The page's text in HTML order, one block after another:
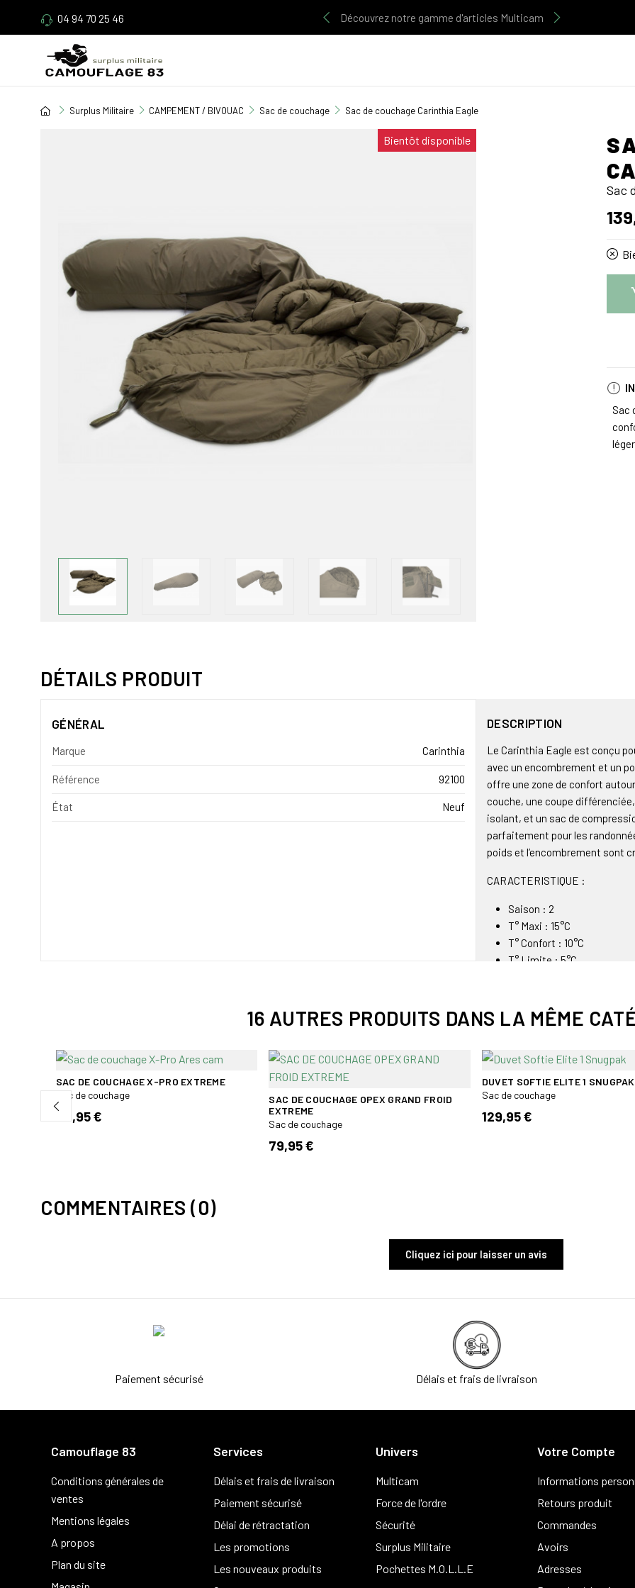
04 94 70 25 46 Découvrez notre gamme d'articles Multicam
Surplus Militaire CAMPEMENT / BIVOUAC Sac de couchage Sac de couchage Carinthia Eagle
Bientôt disponible
Sac
Sac
DÉTAILS PRODUIT
GÉNÉRAL
Marque Carinthia
Référence 92100
État Neuf
DESCRIPTION
Le Carinthia Eagle est conçu
avec un encombrement et un
offre une zone de confort
couche, une coupe
isolant, et un sac de
parfaitement pour les
poids et l’encombrement sont
CARACTERISTIQUE :
Saison : 2
T° Maxi : 15°C
T° Confort : 10°C
T° Limite : 5°C
Épaule / pied : ≈ 80 cm / ≈
Poids estimatif : ≈ 900 g
Garnissage : G-LOFT Duro,
Format : Sarcophage
Isolation : G-Loft® fibre
16 AUTRES PRODUITS DANS LA MÊME
SAC DE COUCHAGE X-PRO EXTREME
Sac de couchage
84,95 €
SAC DE COUCHAGE OPEX GRAND FROID
EXTREME
Sac de couchage
79,95 €
DUVET SOFTIE ELITE 1 SNUGPAK
Sac de couchage
129,95 €
COMMENTAIRES (0)
Cliquez ici pour laisser un avis
Paiement sécurisé Délais et frais de livraison
Camouflage 83
Conditions générales de
ventes
Mentions légales
A propos
Plan du site
Services
Délais et frais de livraison
Paiement sécurisé
Délai de rétractation
Les promotions
Les nouveaux produits
Univers
Multicam
Force de l'ordre
Sécurité
Surplus Militaire
Pochettes M.O.L.L.E
Votre Compte
Informations
Retours produit
Commandes
Avoirs
Adresses